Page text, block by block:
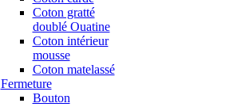
Coton gratté
doublé Ouatine
Coton intérieur
mousse
Coton matelassé
Fermeture
Bouton